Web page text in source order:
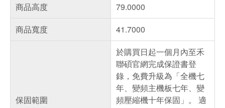
商品高度
79.0000
商品寬度
41.7000
保固範圍
於購買日起一個月內至禾
聯碩官網完成保證書登
錄，免費升級為「全機七
年、變頻主機板七年、變
頻壓縮機十年保固」。 適